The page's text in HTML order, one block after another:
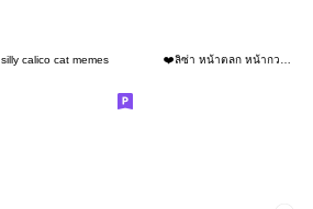
silly calico cat memes